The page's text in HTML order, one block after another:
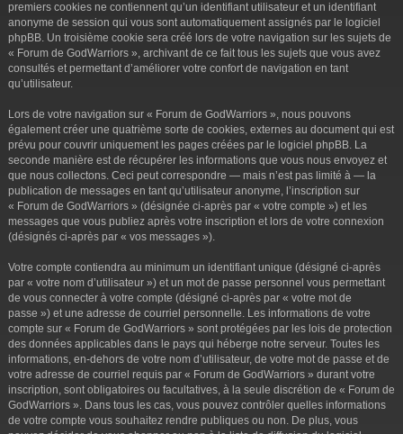
premiers cookies ne contiennent qu’un identifiant utilisateur et un identifiant
anonyme de session qui vous sont automatiquement assignés par le logiciel
phpBB. Un troisième cookie sera créé lors de votre navigation sur les sujets de
« Forum de GodWarriors », archivant de ce fait tous les sujets que vous avez
consultés et permettant d’améliorer votre confort de navigation en tant
qu’utilisateur.
Lors de votre navigation sur « Forum de GodWarriors », nous pouvons
également créer une quatrième sorte de cookies, externes au document qui est
prévu pour couvrir uniquement les pages créées par le logiciel phpBB. La
seconde manière est de récupérer les informations que vous nous envoyez et
que nous collectons. Ceci peut correspondre — mais n’est pas limité à — la
publication de messages en tant qu’utilisateur anonyme, l’inscription sur
« Forum de GodWarriors » (désignée ci-après par « votre compte ») et les
messages que vous publiez après votre inscription et lors de votre connexion
(désignés ci-après par « vos messages »).
Votre compte contiendra au minimum un identifiant unique (désigné ci-après
par « votre nom d’utilisateur ») et un mot de passe personnel vous permettant
de vous connecter à votre compte (désigné ci-après par « votre mot de
passe ») et une adresse de courriel personnelle. Les informations de votre
compte sur « Forum de GodWarriors » sont protégées par les lois de protection
des données applicables dans le pays qui héberge notre serveur. Toutes les
informations, en-dehors de votre nom d’utilisateur, de votre mot de passe et de
votre adresse de courriel requis par « Forum de GodWarriors » durant votre
inscription, sont obligatoires ou facultatives, à la seule discrétion de « Forum de
GodWarriors ». Dans tous les cas, vous pouvez contrôler quelles informations
de votre compte vous souhaitez rendre publiques ou non. De plus, vous